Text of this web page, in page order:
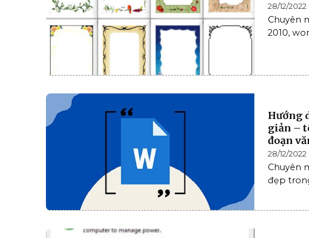
28/12/2022
Chuyên
2010,
Hướng
giản –
đoạn
28/12/2022
Chuyên
đẹp